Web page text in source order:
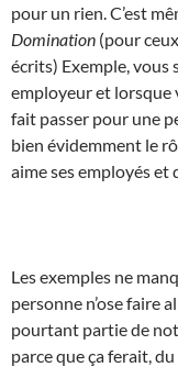
pour un rien. C’est
Domination (pour
écrits) Exemple, vous
employeur et lorsque
fait passer pour une
bien évidemment le
aime ses employés et
Les exemples ne
personne n’ose faire
pourtant partie de
parce que ça ferait,